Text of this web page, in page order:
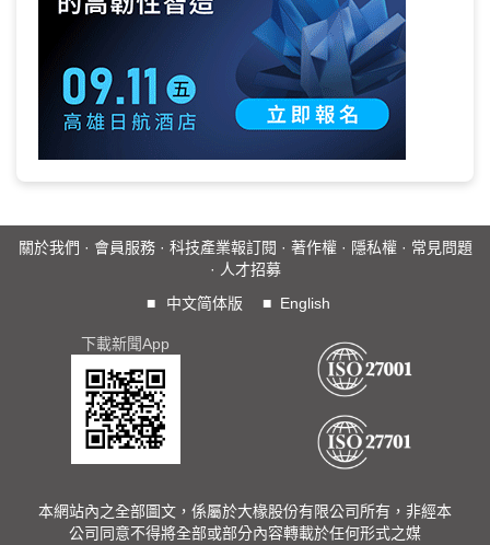
關於我們 · 會員服務· 科技產業報訂閱 · 著作權· 隱私權· 常見問題
· 人才招募
■
中文简体版 ■ English
下載新聞App
本網站內之全部圖文，係屬於大椽股份有限公司所有，非經本
公司同意不得將全部或部分內容轉載於任何形式之媒